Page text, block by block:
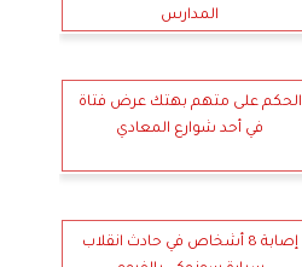
المدارس
الحكم على متهم بهتك عرض فتاة
في أحد شوارع المعادي
إصابة 8 أشخاص في حادث انقلاب